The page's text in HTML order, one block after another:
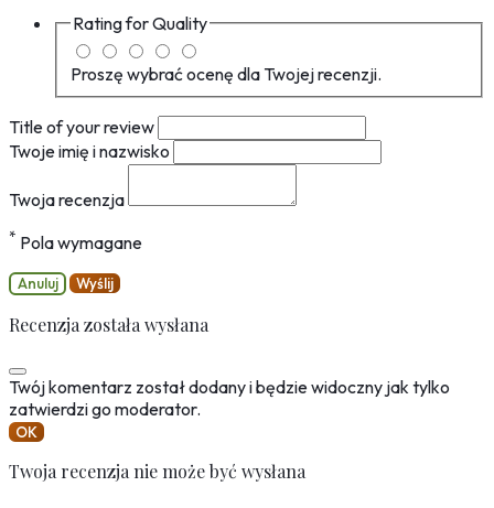
Rating forQuality
Proszę wybrać ocenę dla Twojej recenzji.
Title of your review
Twoje imię i nazwisko
Twoja recenzja
* Pola wymagane
Anuluj Wyślij
Recenzja została wysłana
Twój komentarz został dodany i będzie widoczny jak tylko
zatwierdzi go moderator.
OK
Twoja recenzja nie może być wysłana